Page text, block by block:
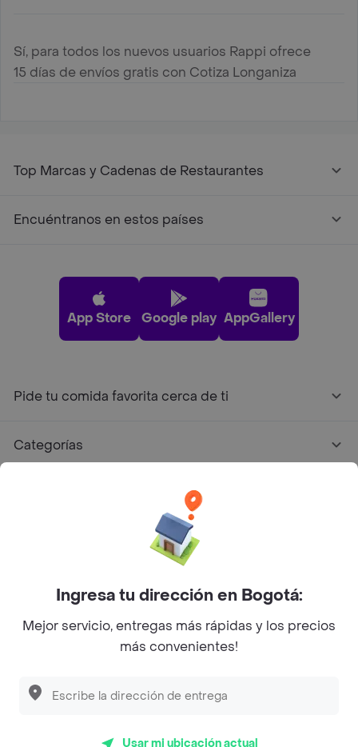
Descubre las PROMOCIONES que tenemos
Sí, para todos los nuevos usuarios Rappi ofrece
15 días de envíos gratis con Cotiza Longaniza
Top Marcas y Cadenas de Restaurantes
Encuéntranos en estos países
App Store Google play AppGallery
Pide tu comida favorita cerca de ti
Categorías
Facebook
Twitter
Instagram
©2026Rappi Inc. All rights reserved.
Ingresa tu dirección en Bogotá:
Mejor servicio, entregas más rápidas y los precios
más convenientes!
Usar mi ubicación actual